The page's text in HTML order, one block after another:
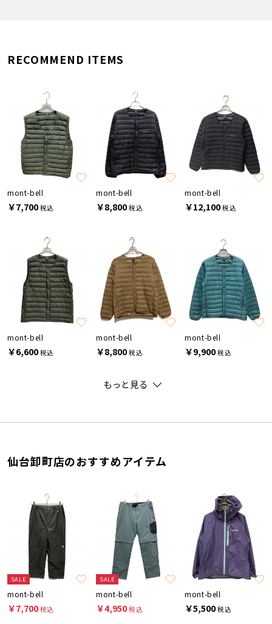
RECOMMEND ITEMS
mont-bell
￥7,700税込
mont-bell
￥8,800税込
mont-bell
￥12,100税込
mont-bell
￥6,600税込
mont-bell
￥8,800税込
mont-bell
￥9,900税込
もっと見る
仙台卸町店のおすすめアイテム
SALE
mont-bell
￥7,700税込
SALE
mont-bell
￥4,950税込
mont-bell
￥5,500税込